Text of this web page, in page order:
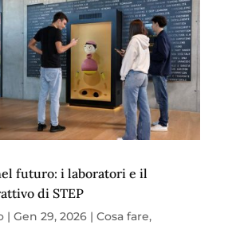
futuro: i laboratori e il
di STEP
| Gen 29, 2026| Cosa fare,